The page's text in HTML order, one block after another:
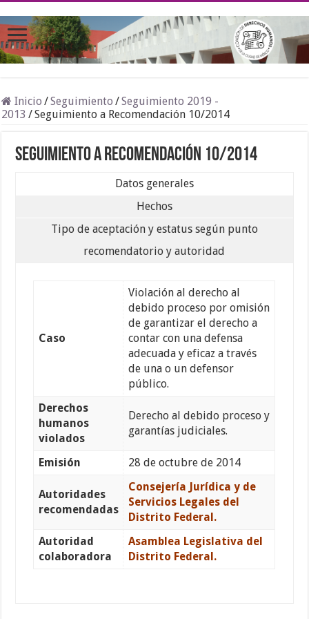
Inicio /Seguimiento /Seguimiento 2019 -
2013 /Seguimiento a Recomendación 10/2014
Seguimiento a Recomendación 10/2014
Datos generales
Hechos
Tipo de aceptación y estatus según punto
recomendatorio y autoridad
Caso
Violación al derecho al
debido proceso por omisión
de garantizar el derecho a
contar con una defensa
adecuada y eficaz a través
de una o un defensor
público.
Derechos
humanos
violados
Derecho al debido proceso y
garantías judiciales.
Emisión 28 de octubre de 2014
Autoridades
recomendadas
Consejería Jurídica y de
Servicios Legales del
Distrito Federal.
Autoridad
colaboradora
Asamblea Legislativa del
Distrito Federal.